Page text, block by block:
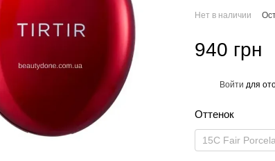
Нет в наличии
940 грн
Войти для
Оттенок
15C Fair